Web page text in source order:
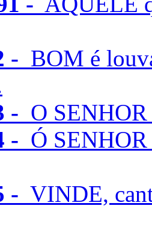
- BOM é
- O SENHOR
- Ó SENHOR
- VINDE,